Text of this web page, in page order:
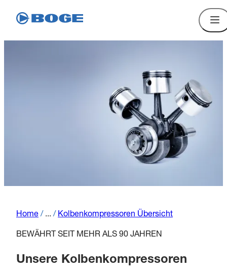
Home / ... / Kolbenkompressoren Übersicht
BEWÄHRT SEIT MEHR ALS 90 JAHREN
Unsere Kolbenkompressoren